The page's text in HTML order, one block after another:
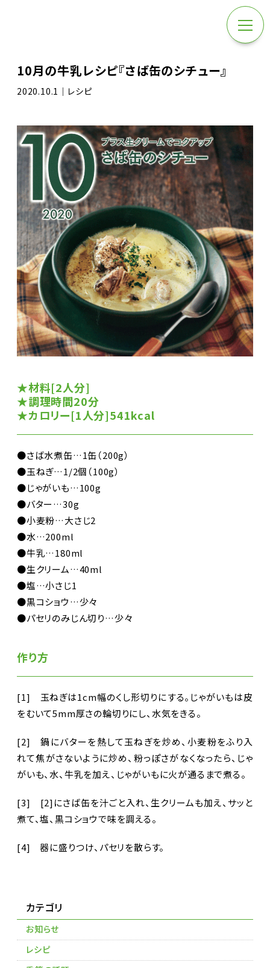
10月の牛乳レシピ『さば缶のシチュー』
2020.10.1｜レシピ
★材料[2人分]
★調理時間20分
★カロリー[1人分]541kcal
●さば水煮缶…1缶（200g）
●玉ねぎ…1/2個（100g）
●じゃがいも…100g
●バター…30g
●小麦粉…大さじ2
●水…200ml
●牛乳…180ml
●生クリーム…40ml
●塩…小さじ1
●黒コショウ…少々
●パセリのみじん切り…少々
作り方
[1] 玉ねぎは1cm幅のくし形切りにする。じゃがいもは皮
をむいて5mm厚さの輪切りにし、水気をきる。
[2] 鍋にバターを熱して玉ねぎを炒め、小麦粉をふり入
れて焦がさないように炒め、粉っぽさがなくなったら、じゃ
がいも、水、牛乳を加え、じゃがいもに火が通るまで煮る。
[3] [2]にさば缶を汁ごと入れ、生クリームも加え、サッと
煮て、塩、黒コショウで味を調える。
[4] 器に盛りつけ、パセリを散らす。
カテゴリ
お知らせ
レシピ